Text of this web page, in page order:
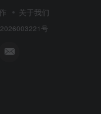
关于我们
号